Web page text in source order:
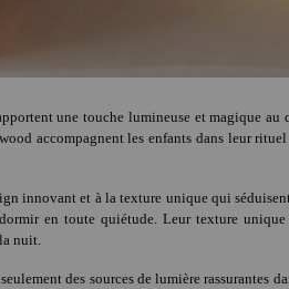
une touche lumineuse et magique au
accompagnent les enfants dans leur
innovant et à la texture unique qui
en toute quiétude. Leur texture unique
nuit.
des sources de lumière rassurantes